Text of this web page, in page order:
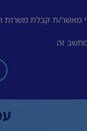
מאשר/ת קבלת משרות
זה